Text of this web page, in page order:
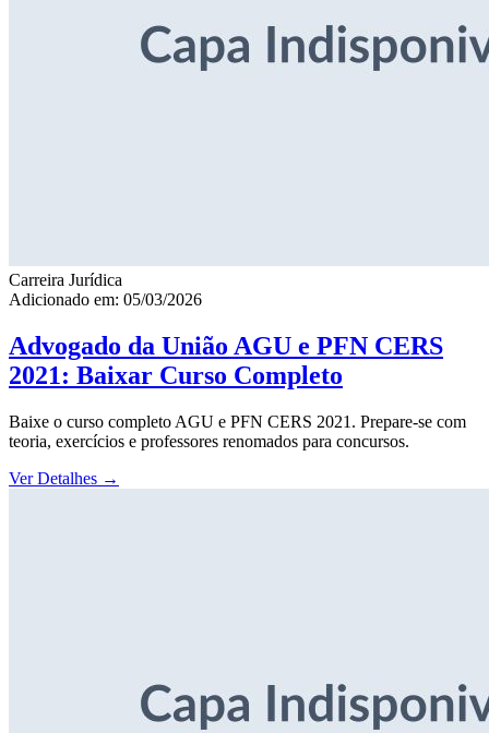
Carreira Jurídica
Adicionado em: 05/03/2026
Advogado da União AGU e PFN CERS
2021: Baixar Curso Completo
Baixe o curso completo AGU e PFN CERS 2021. Prepare-se com
teoria, exercícios e professores renomados para concursos.
Ver Detalhes →